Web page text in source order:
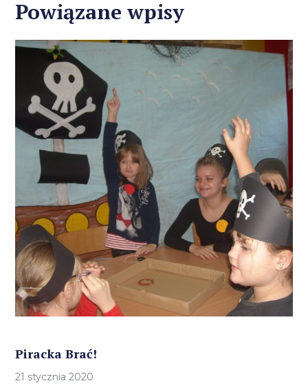
Powiązane wpisy
Piracka Brać!
21 stycznia 2020